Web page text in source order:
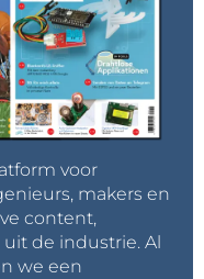
voor
makers en
content,
de industrie. Al
we een